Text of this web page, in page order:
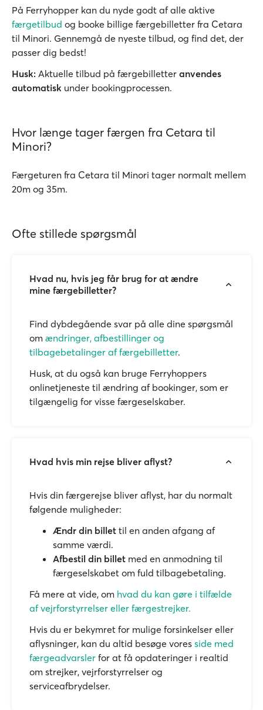
På Ferryhopper kan du nyde godt af alle aktive
færgetilbud og booke billige færgebilletter fra Cetara
til Minori. Gennemgå de nyeste tilbud, og find det, der
passer dig bedst!
Husk: Aktuelle tilbud på færgebilletter anvendes
automatisk under bookingprocessen.
Hvor længe tager færgen fra Cetara til
Minori?
Færgeturen fra Cetara til Minori tager normalt mellem
20m og 35m.
Ofte stillede spørgsmål
Hvad nu, hvis jeg får brug for at ændre
mine færgebilletter?
Find dybdegående svar på alle dine spørgsmål
om ændringer, afbestillinger og
tilbagebetalinger af færgebilletter.
Husk, at du også kan bruge Ferryhoppers
onlinetjeneste til ændring af bookinger, som er
tilgængelig for visse færgeselskaber.
Hvad hvis min rejse bliver aflyst?
Hvis din færgerejse bliver aflyst, har du normalt
følgende muligheder:
Ændr din billet til en anden afgang af
samme værdi.
Afbestil din billet med en anmodning til
færgeselskabet om fuld tilbagebetaling.
Få mere at vide, om hvad du kan gøre i tilfælde
af vejrforstyrrelser eller færgestrejker.
Hvis du er bekymret for mulige forsinkelser eller
aflysninger, kan du altid besøge vores side med
færgeadvarsler for at få opdateringer i realtid
om strejker, vejrforstyrrelser og
serviceafbrydelser.